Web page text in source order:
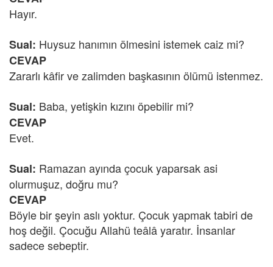
Hayır.
Sual: Huysuz hanımın ölmesini istemek caiz mi?
CEVAP
Zararlı kâfir ve zalimden başkasının ölümü istenmez.
Sual: Baba, yetişkin kızını öpebilir mi?
CEVAP
Evet.
Sual: Ramazan ayında çocuk yaparsak asi
olurmuşuz, doğru mu?
CEVAP
Böyle bir şeyin aslı yoktur. Çocuk yapmak tabiri de
hoş değil. Çocuğu Allahü teâlâ yaratır. İnsanlar
sadece sebeptir.